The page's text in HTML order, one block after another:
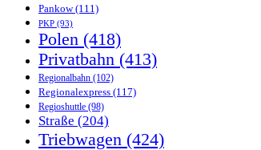
Pankow(111)
PKP (93)
Polen (418)
Privatbahn (413)
Regionalbahn (102)
Regionalexpress (117)
Regioshuttle (98)
Straße (204)
Triebwagen (424)